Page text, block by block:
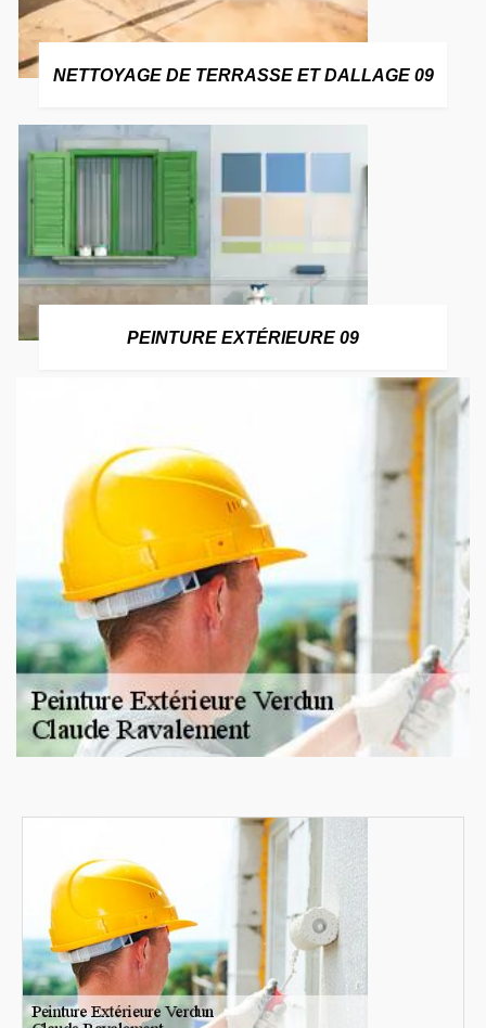
NETTOYAGE DE TERRASSE ET DALLAGE 09
PEINTURE EXTÉRIEURE 09